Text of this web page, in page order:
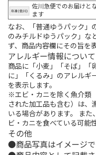
佐川急便でのお届けと
ます
なお、「普通ゆうパック」
のみチルドゆうパック」な
ず、商品内容欄にその旨を
アレルギー情報について
商品に「小麦」「そば」「
に」「くるみ」のアレルギ
を表示します。
※エビ・カニを除く魚介類
された加工品も含む）は、
いる場合があります。 ま
ビ・カニを食べている可能
その他
商品写真はイメージで